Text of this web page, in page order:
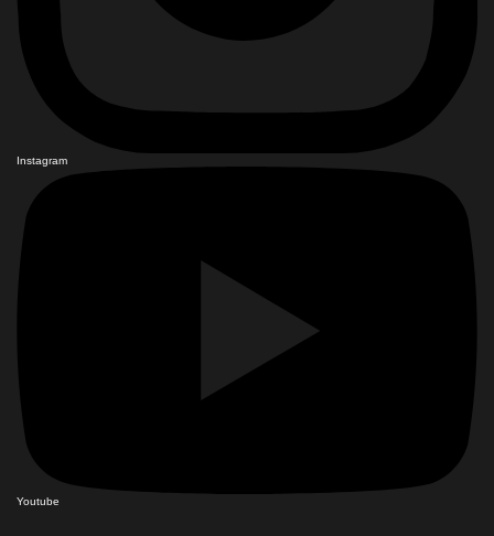
Instagram
Youtube